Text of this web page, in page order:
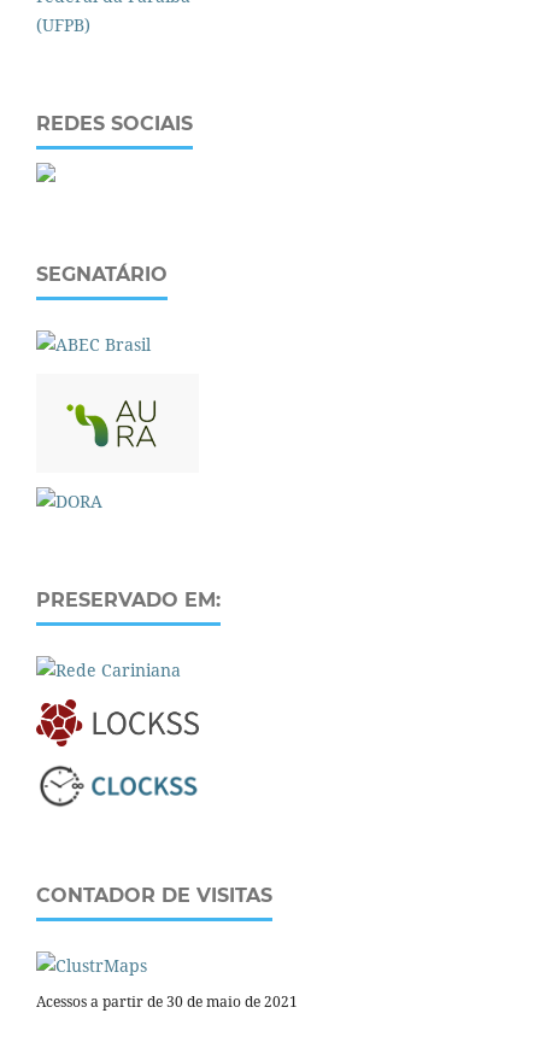
REDES SOCIAIS
SEGNATÁRIO
PRESERVADO EM:
CONTADOR DE VISITAS
Acessos a partir de 30 de maio de 2021